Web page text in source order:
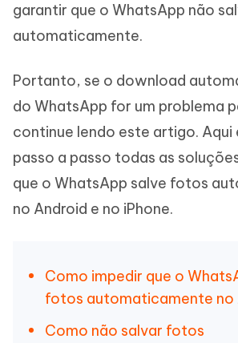
garantir que o WhatsApp não
automaticamente.
Portanto, se o download
do WhatsApp for um problema
continue lendo este artigo. Aqui
passo a passo todas as
que o WhatsApp salve fotos
no Android e no iPhone.
Como impedir que o
fotos automaticamente no
Como não salvar fotos